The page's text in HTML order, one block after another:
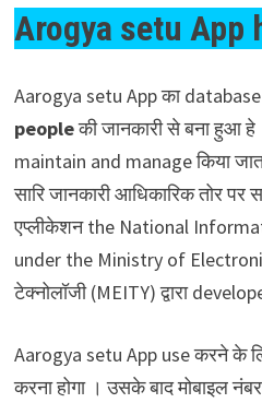
Arogya setu App
Aarogya setu App का database
peopleकी जानकारी से बना हुआ हे
maintain and manage किया
सारि जानकारी आधिकारिक तोर पर
एप्लीकेशन the National
under the Ministry of
टेक्नोलॉजी (MEITY) द्वारा
Aarogya setu App use करने के
करना होगा । उसके बाद मोबाइल